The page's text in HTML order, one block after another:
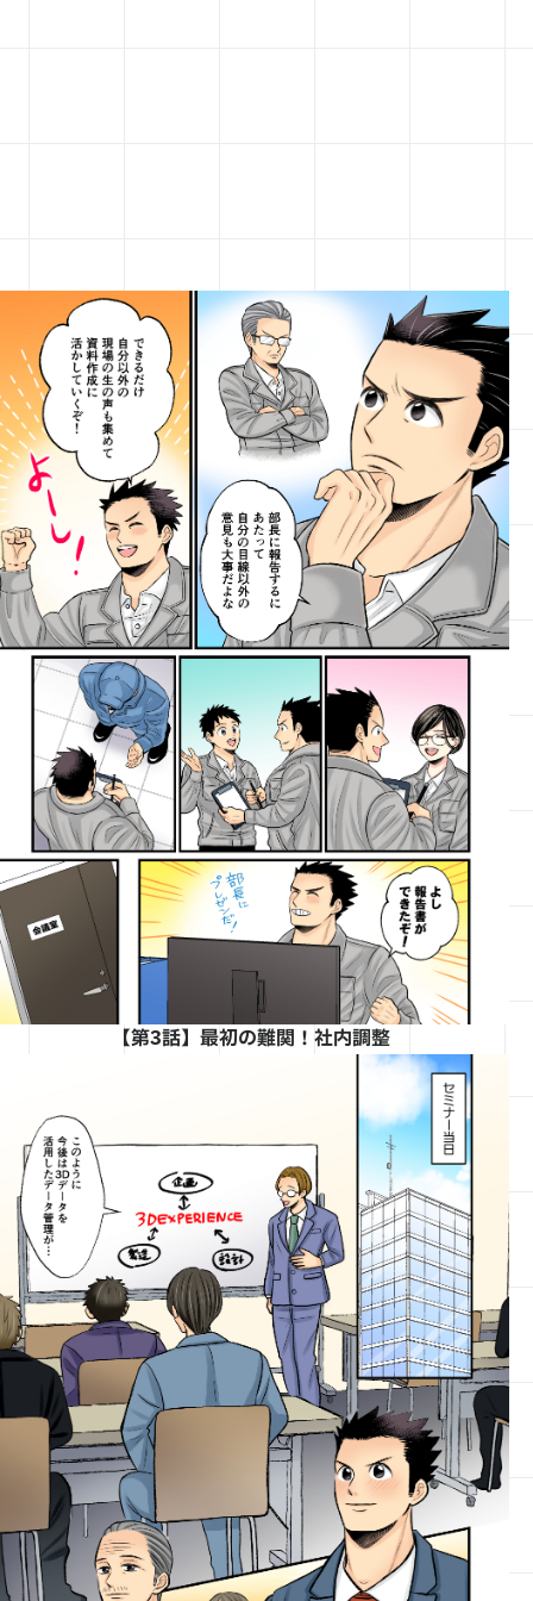
【第3話】最初の難関！社内調整